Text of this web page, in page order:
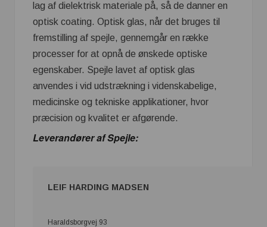
lag af dielektrisk materiale på, så de danner en
optisk coating. Optisk glas, når det bruges til
fremstilling af spejle, gennemgår en række
processer for at opnå de ønskede optiske
egenskaber. Spejle lavet af optisk glas
anvendes i vid udstrækning i videnskabelige,
medicinske og tekniske applikationer, hvor
præcision og kvalitet er afgørende.
Leverandører af Spejle:
LEIF HARDING MADSEN
Haraldsborgvej 93